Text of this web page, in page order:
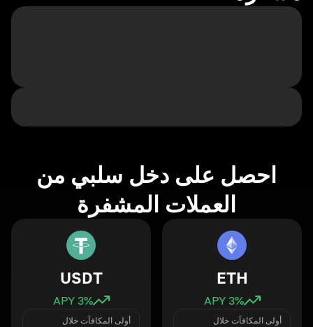
احصل على دخل سلبي من
العملات المشفرة
ETH
3% APY
أولى المكافآت خلال
USDT
3% APY
أولى المكافآت خلال